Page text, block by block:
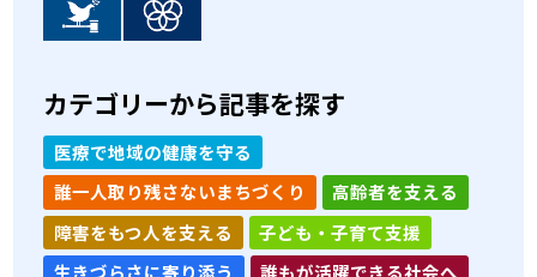
カテゴリーから記事を探す
医療で地域の健康を守る
誰一人取り残さないまちづくり
高齢者を支える
障害をもつ人を支える
子ども・子育て支援